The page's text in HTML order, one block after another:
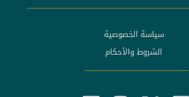
سياسة الخصوصية
الشروط والأحكام